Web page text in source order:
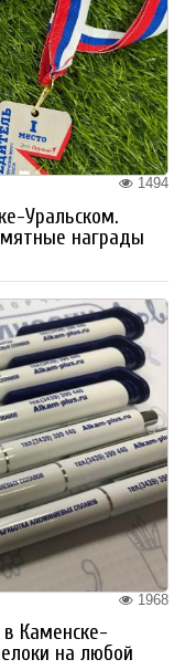
1494
Уральском.
награды
1968
Каменске-
на любой